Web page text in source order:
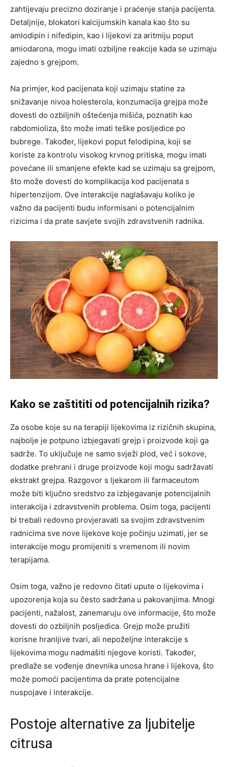
zahtijevaju precizno doziranje i praćenje stanja pacijenta.
Detaljnije, blokatori kalcijumskih kanala kao što su
amlodipin i nifedipin, kao i lijekovi za aritmiju poput
amiodarona, mogu imati ozbiljne reakcije kada se uzimaju
zajedno s grejpom.
Na primjer, kod pacijenata koji uzimaju statine za
snižavanje nivoa holesterola, konzumacija grejpa može
dovesti do ozbiljnih oštećenja mišića, poznatih kao
rabdomioliza, što može imati teške posljedice po
bubrege. Također, lijekovi poput felodipina, koji se
koriste za kontrolu visokog krvnog pritiska, mogu imati
povećane ili smanjene efekte kad se uzimaju sa grejpom,
što može dovesti do komplikacija kod pacijenata s
hipertenzijom. Ove interakcije naglašavaju koliko je
važno da pacijenti budu informisani o potencijalnim
rizicima i da prate savjete svojih zdravstvenih radnika.
Kako se zaštititi od potencijalnih rizika?
Za osobe koje su na terapiji lijekovima iz rizičnih skupina,
najbolje je potpuno izbjegavati grejp i proizvode koji ga
sadrže. To uključuje ne samo svježi plod, već i sokove,
dodatke prehrani i druge proizvode koji mogu sadržavati
ekstrakt grejpa. Razgovor s ljekarom ili farmaceutom
može biti ključno sredstvo za izbjegavanje potencijalnih
interakcija i zdravstvenih problema. Osim toga, pacijenti
bi trebali redovno provjeravati sa svojim zdravstvenim
radnicima sve nove lijekove koje počinju uzimati, jer se
interakcije mogu promijeniti s vremenom ili novim
terapijama.
Osim toga, važno je redovno čitati upute o lijekovima i
upozorenja koja su često sadržana u pakovanjima. Mnogi
pacijenti, nažalost, zanemaruju ove informacije, što može
dovesti do ozbiljnih posljedica. Grejp može pružiti
korisne hranljive tvari, ali nepoželjne interakcije s
lijekovima mogu nadmašiti njegove koristi. Također,
predlaže se vođenje dnevnika unosa hrane i lijekova, što
može pomoći pacijentima da prate potencijalne
nuspojave i interakcije.
Postoje alternative za ljubitelje
citrusa